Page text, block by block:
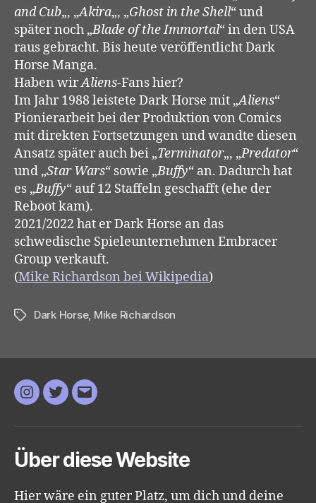
and Cub„, „Akira„, „Ghost in the Shell“ und
später noch „Blade of the Immortal“ in den USA
raus gebracht. Bis heute veröffentlicht Dark
Horse Manga.
Haben wirAliens-Fans hier?
Im Jahr 1988 leistete Dark Horse mit „Aliens“
Pionierarbeit bei der Produktion von Comics
mit direkten Fortsetzungen und wandte diesen
Ansatz später auch bei „Terminator„, „Predator“
und „Star Wars“ sowie „Buffy“ an. Dadurch hat
es „Buffy“ auf 12 Staffeln geschafft (ehe der
Reboot kam).
2021/2022 hat er Dark Horse an das
schwedische Spieleunternehmen Embracer
Group verkauft.
(Mike Richardson bei Wikipedia)
Schlagwörter
Dark Horse, Mike Richardson
Instagram
Twitter
E-
Über diese Website
Hier wäre ein guter Platz, um dich und deine